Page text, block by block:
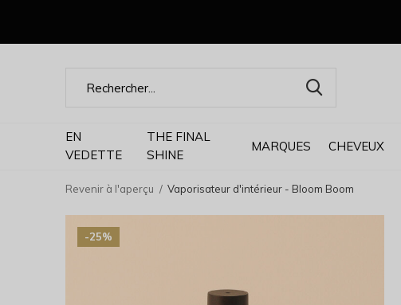
EN
VEDETTE
THE FINAL
SHINE
MARQUES CHEVEUX
Revenir à l'aperçu Vaporisateur d'intérieur - Bloom Boom
-25%